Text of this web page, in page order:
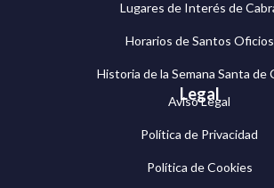
Lugares de Interés de
Horarios de Santos Oficios
Historia de la Semana Santa de
Legal
Aviso Legal
Política de Privacidad
Política de Cookies